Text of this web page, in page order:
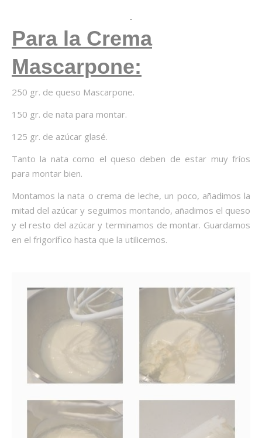
Para la Crema
Mascarpone:
250 gr. de queso Mascarpone.
150 gr. de nata para montar.
125 gr. de azúcar glasé.
Tanto la nata como el queso deben de estar muy fríos
para montar bien.
Montamos la nata o crema de leche, un poco, añadimos la
mitad del azúcar y seguimos montando, añadimos el queso
y el resto del azúcar y terminamos de montar. Guardamos
en el frigorífico hasta que la utilicemos.